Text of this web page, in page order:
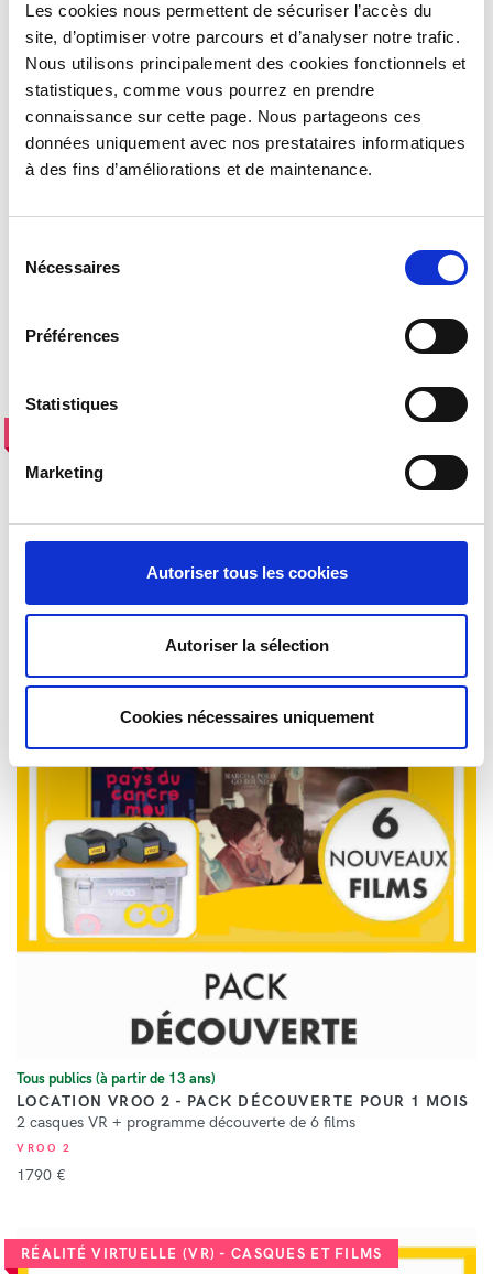
Les cookies nous permettent de sécuriser l’accès du
site, d’optimiser votre parcours et d’analyser notre trafic.
Nous utilisons principalement des cookies fonctionnels et
statistiques, comme vous pourrez en prendre
connaissance sur cette page. Nous partageons ces
données uniquement avec nos prestataires informatiques
à des fins d’améliorations et de maintenance.
Nécessaires
Préférences
Statistiques
Marketing
Autoriser tous les cookies
Autoriser la sélection
Cookies nécessaires uniquement
RÉALITÉ VIRTUELLE (VR) - CASQUES ET FILMS
Tous publics (à partir de 13 ans)
Achat VROO 5 - Pack
sur mesure
VOUS AIMERIEZ AUSSI
Tous publics (à partir de 13 ans)
LOCATION VROO 2 - PACK DÉCOUVERTE POUR 1 MOIS
2 casques VR + programme découverte de 6 films
VROO 2
1790 €
RÉALITÉ VIRTUELLE (VR) - CASQUES ET FILMS